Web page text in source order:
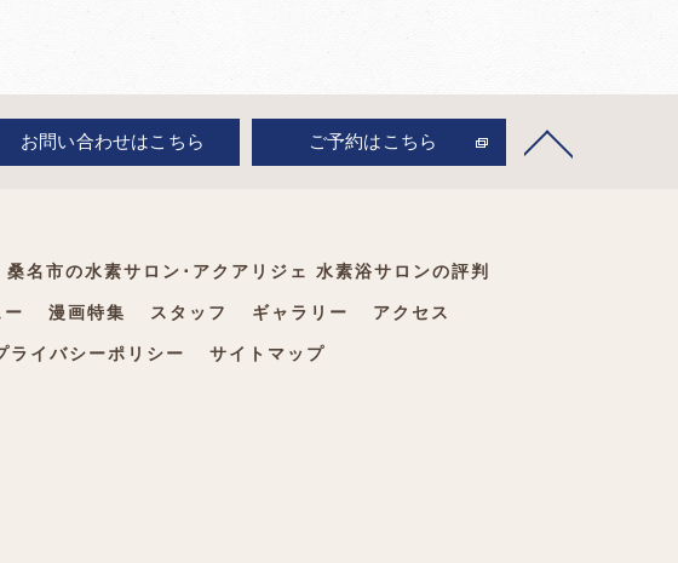
お問い合わせはこちら ご予約はこちら
桑名市の水素サロン･アクアリジェ 水素浴サロンの評判
ー 漫画特集 スタッフ ギャラリー アクセス
ライバシーポリシー サイトマップ